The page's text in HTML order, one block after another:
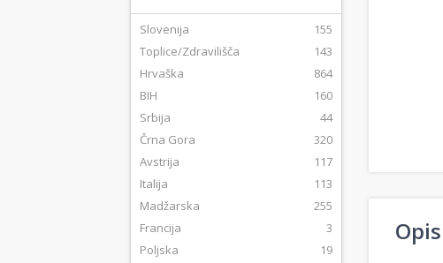
Slovenija
155
Toplice/Zdravilišča
143
Hrvaška
864
BIH
160
Srbija
44
Črna Gora
320
Avstrija
117
Italija
113
Madžarska
255
Francija
3
Poljska
19